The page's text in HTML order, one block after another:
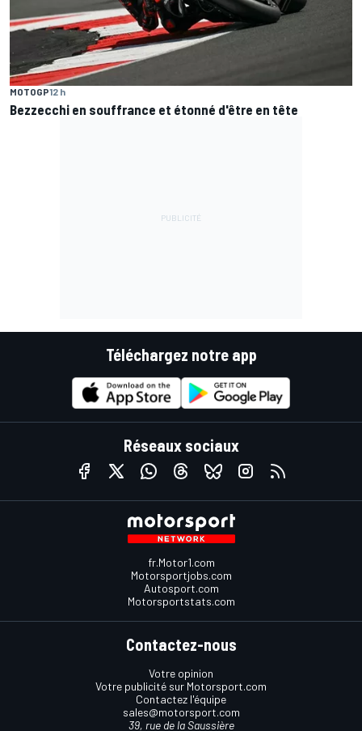
MOTOGP12 h
Bezzecchi en souffrance et étonné d'être en tête
Téléchargez notre app
Réseaux sociaux
fr.Motor1.com
Motorsportjobs.com
Autosport.com
Motorsportstats.com
Contactez-nous
Votre opinion
Votre publicité sur Motorsport.com
Contactez l'équipe
sales@motorsport.com
39, rue de la Saussière